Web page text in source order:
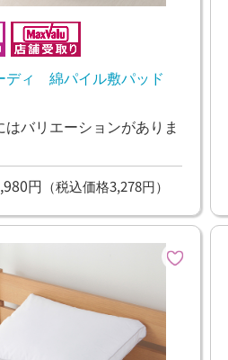
ディ 綿パイル敷パッド
はバリエーションがありま
円 （税込価格3,278円）